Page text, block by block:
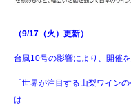
（9/17（火）更新）
台風10号の影響により、開催
「世界が注目する山梨ワイン
は